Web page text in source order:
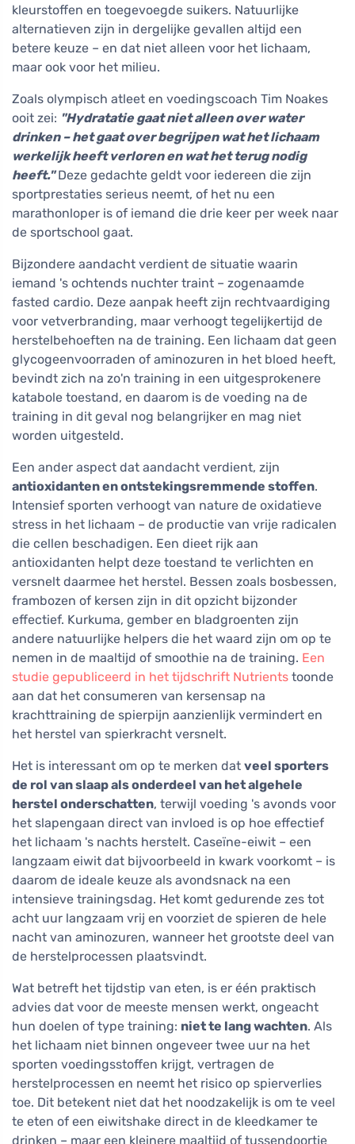
kleurstoffen en toegevoegde suikers. Natuurlijke
alternatieven zijn in dergelijke gevallen altijd een
betere keuze – en dat niet alleen voor het lichaam,
maar ook voor het milieu.
Zoals olympisch atleet en voedingscoach Tim Noakes
ooit zei: "Hydratatie gaat niet alleen over water
drinken – het gaat over begrijpen wat het lichaam
werkelijk heeft verloren en wat het terug nodig
heeft."Deze gedachte geldt voor iedereen die zijn
sportprestaties serieus neemt, of het nu een
marathonloper is of iemand die drie keer per week naar
de sportschool gaat.
Bijzondere aandacht verdient de situatie waarin
iemand 's ochtends nuchter traint – zogenaamde
fasted cardio. Deze aanpak heeft zijn rechtvaardiging
voor vetverbranding, maar verhoogt tegelijkertijd de
herstelbehoeften na de training. Een lichaam dat geen
glycogeenvoorraden of aminozuren in het bloed heeft,
bevindt zich na zo'n training in een uitgesprokenere
katabole toestand, en daarom is de voeding na de
training in dit geval nog belangrijker en mag niet
worden uitgesteld.
Een ander aspect dat aandacht verdient, zijn
antioxidanten en ontstekingsremmende stoffen.
Intensief sporten verhoogt van nature de oxidatieve
stress in het lichaam – de productie van vrije radicalen
die cellen beschadigen. Een dieet rijk aan
antioxidanten helpt deze toestand te verlichten en
versnelt daarmee het herstel. Bessen zoals bosbessen,
frambozen of kersen zijn in dit opzicht bijzonder
effectief. Kurkuma, gember en bladgroenten zijn
andere natuurlijke helpers die het waard zijn om op te
nemen in de maaltijd of smoothie na de training. Een
studie gepubliceerd in het tijdschrift Nutrients toonde
aan dat het consumeren van kersensap na
krachttraining de spierpijn aanzienlijk vermindert en
het herstel van spierkracht versnelt.
Het is interessant om op te merken dat veel sporters
de rol van slaap als onderdeel van het algehele
herstel onderschatten, terwijl voeding 's avonds voor
het slapengaan direct van invloed is op hoe effectief
het lichaam 's nachts herstelt. Caseïne-eiwit – een
langzaam eiwit dat bijvoorbeeld in kwark voorkomt – is
daarom de ideale keuze als avondsnack na een
intensieve trainingsdag. Het komt gedurende zes tot
acht uur langzaam vrij en voorziet de spieren de hele
nacht van aminozuren, wanneer het grootste deel van
de herstelprocessen plaatsvindt.
Wat betreft het tijdstip van eten, is er één praktisch
advies dat voor de meeste mensen werkt, ongeacht
hun doelen of type training: niet te lang wachten. Als
het lichaam niet binnen ongeveer twee uur na het
sporten voedingsstoffen krijgt, vertragen de
herstelprocessen en neemt het risico op spierverlies
toe. Dit betekent niet dat het noodzakelijk is om te veel
te eten of een eiwitshake direct in de kleedkamer te
drinken – maar een kleinere maaltijd of tussendoortje